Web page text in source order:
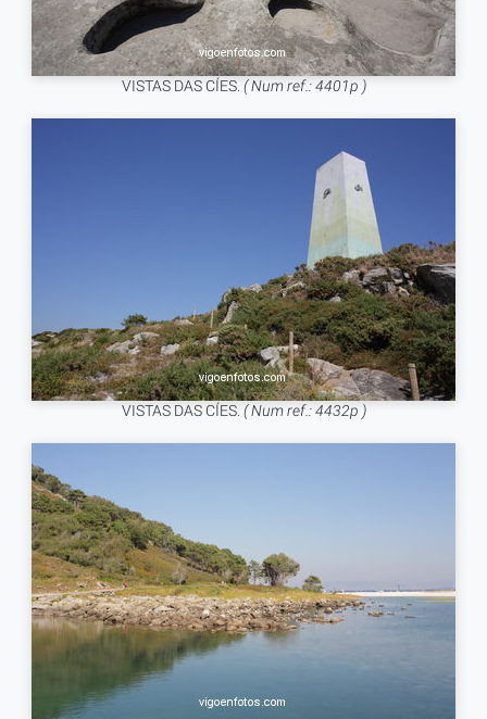
VISTAS DAS CÍES. ( Num ref.: 4401p )
VISTAS DAS CÍES. ( Num ref.: 4432p )